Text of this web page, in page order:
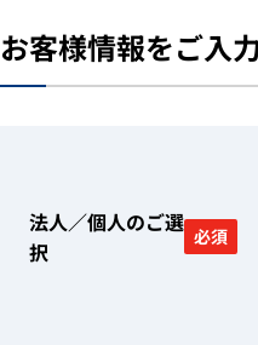
お客様情報をご入
法人／個人のご選
択
必須